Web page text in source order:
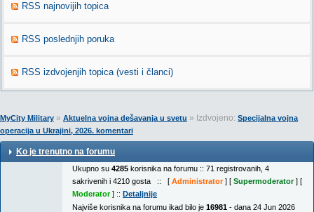
RSS najnovijih topica
RSS poslednjih poruka
RSS izdvojenjih topica (vesti i članci)
MyCity Military » Aktuelna vojna dešavanja u svetu » Izdvojeno: Specijalna vojna
operacija u Ukrajini, 2026. komentari
Ko je trenutno na forumu
Ukupno su 4285 korisnika na forumu :: 71 registrovanih, 4
sakrivenih i 4210 gosta :: [ Administrator] [ Supermoderator] [
Moderator] :: Detaljnije
Najviše korisnika na forumu ikad bilo je 16981 - dana 24 Jun 2026